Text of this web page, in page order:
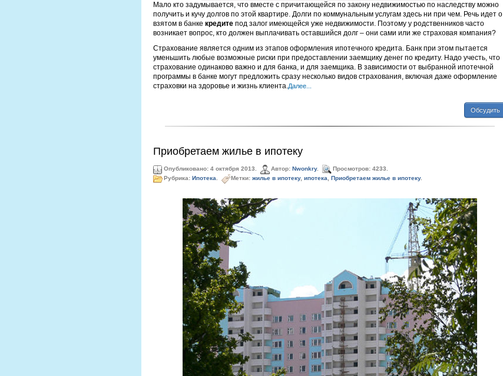
Мало кто задумывается, что вместе с причитающейся по закону недвижимостью по наследству можно
получить и кучу долгов по этой квартире. Долги по коммунальным услугам здесь ни при чем. Речь идет о
взятом в банке кредитепод залог имеющейся уже недвижимости. Поэтому у родственников часто
возникает вопрос, кто должен выплачивать оставшийся долг – они сами или же страховая компания?
Страхование является одним из этапов оформления ипотечного кредита. Банк при этом пытается
уменьшить любые возможные риски при предоставлении заемщику денег по кредиту. Надо учесть, что
страхование одинаково важно и для банка, и для заемщика. В зависимости от выбранной ипотечной
программы в банке могут предложить сразу несколько видов страхования, включая даже оформление
страховки на здоровье и жизнь клиента.Далее...
Обсудить
Приобретаем жилье в ипотеку
Опубликовано: 4 октября 2013. Автор: Nwonkry.
Просмотров: 4233.
Рубрика: Ипотека Метки: жилье в ипотеку, ипотека Приобретаем жилье в ипотеку.